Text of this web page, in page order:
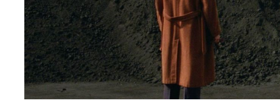
Две или
три
вещи,
которые
я знаю о